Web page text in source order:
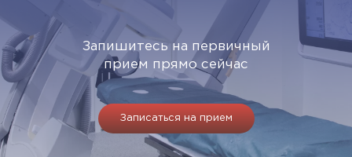
Запишитесь на первичный
прием прямо сейчас
Записаться на прием